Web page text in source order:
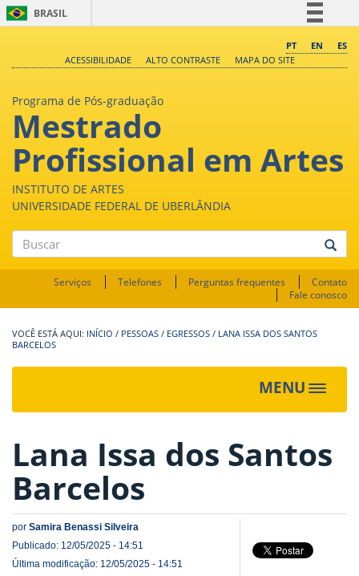
BRASIL
Comunica BR
Canais
PT EN
ES
ACESSIBILIDADE
ALTO CONTRASTE MAPA DO SITE
Programa de Pós-graduação
Mestrado
Profissional em Artes
INSTITUTO DE ARTES
UNIVERSIDADE FEDERAL DE UBERLÂNDIA
Buscar
Serviços Telefones Perguntas frequentes
Contato
Fale conosco
INÍCIO / PESSOAS / EGRESSOS / LANA ISSA DOS SANTOS
BARCELOS
MENU
Toggle
Lana Issa dos Santos
Barcelos
por Samira Benassi Silveira
Publicado: 12/05/2025 - 14:51
Última modificação: 12/05/2025 - 14:51